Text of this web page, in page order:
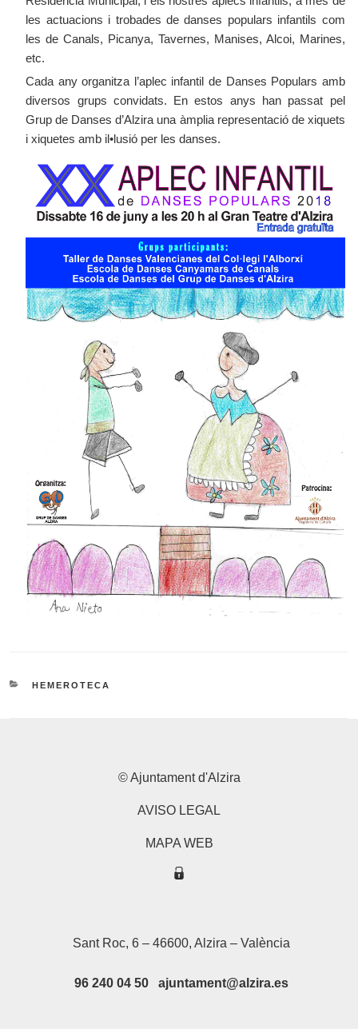
les actuacions i trobades de danses populars infantils com
les de Canals, Picanya, Tavernes, Manises, Alcoi, Marines,
etc.
Cada any organitza l’aplec infantil de Danses Populars amb
diversos grups convidats. En estos anys han passat pel
Grup de Danses d’Alzira una àmplia representació de xiquets
i xiquetes amb il•lusió per les danses.
CATEGORÍAS
HEMEROTECA
© Ajuntament d'Alzira
AVISO LEGAL
MAPA WEB
Sant Roc, 6 – 46600, Alzira – València
96 240 04 50 ajuntament@alzira.es